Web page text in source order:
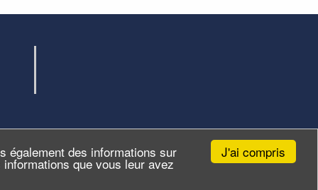
J'ai compris
également des informations sur
que vous leur avez
Site par ID-Alizés